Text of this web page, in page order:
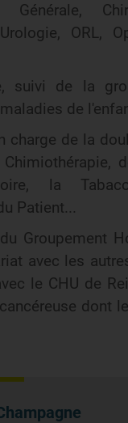
ORL,
suivi de la
de
de la
la
Patient...
Groupement
avec les
le CHU de
dont